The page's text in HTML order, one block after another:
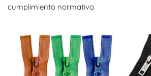
cumplimiento normativo.